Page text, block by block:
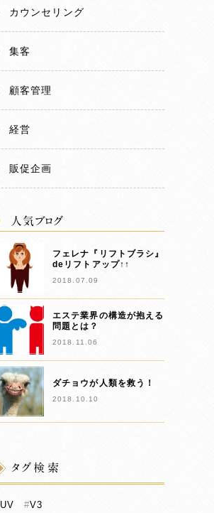
カウンセリング
集客
顧客管理
経営
販促企画
人気ブログ
フェレナ『リフトブラシ』
deリフトアップ↑↑
2018.07.09
エステ業界の構造が抱える
問題とは？
2018.11.06
ダチョウが人類を救う！
2018.10.10
タグ検索
UV
V3